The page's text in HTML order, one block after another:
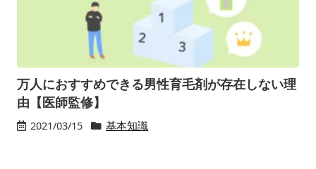
万人におすすめできる男性育毛剤が存在しない理
由【医師監修】
2021/03/15 基本知識